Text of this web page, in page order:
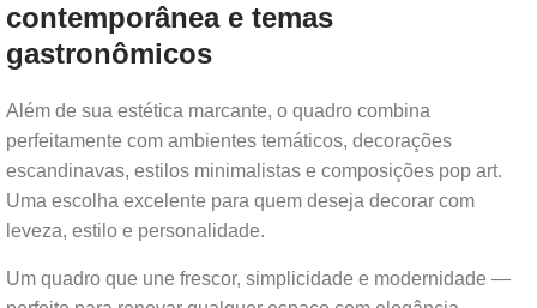
contemporânea e temas
gastronômicos
Além de sua estética marcante, o quadro combina
perfeitamente com ambientes temáticos, decorações
escandinavas, estilos minimalistas e composições pop art.
Uma escolha excelente para quem deseja decorar com
leveza, estilo e personalidade.
Um quadro que une frescor, simplicidade e modernidade —